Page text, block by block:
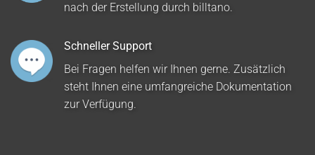
nach der Erstellung durch billtano.
Schneller Support
Bei Fragen helfen wir Ihnen gerne. Zusätzlich
steht Ihnen eine umfangreiche Dokumentation
zur Verfügung.